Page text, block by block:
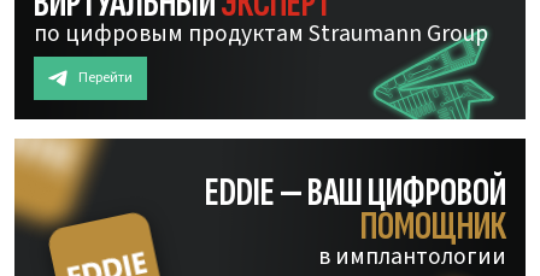
по цифровым продуктам Straumann Group
Перейти
EDDIE — ВАШ ЦИФРОВОЙ
ПОМОЩНИК
в имплантологии